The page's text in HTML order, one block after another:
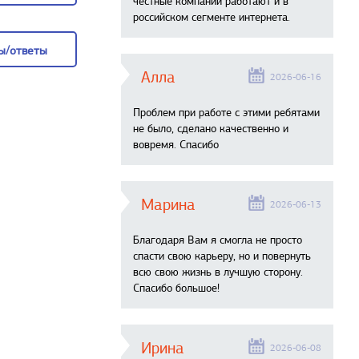
ответы
российском сегменте интернета.
Алла 2026-06-16
Проблем при работе с этими ребятами
не было, сделано качественно и
вовремя. Спасибо
Марина 2026-06-13
Благодаря Вам я смогла не просто
спасти свою карьеру, но и повернуть
всю свою жизнь в лучшую сторону.
Спасибо большое!
Ирина 2026-06-08